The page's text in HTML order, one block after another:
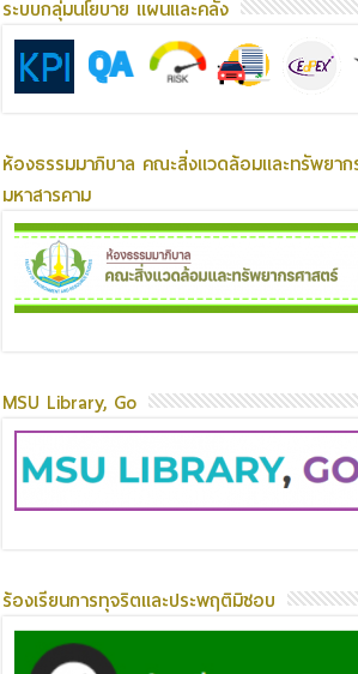
ระบบกลุ่มนโยบาย แผนและคลัง
ห้องธรรมมาภิบาล คณะสิ่งแวดล้อมและทรัพยา
มหาสารคาม
MSU Library, Go
ร้องเรียนการทุจริตและประพฤติมิชอบ